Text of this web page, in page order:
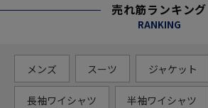
売れ筋ランキング
RANKING
メンズ スーツ ジャケット
長袖ワイシャツ 半袖ワイシャツ